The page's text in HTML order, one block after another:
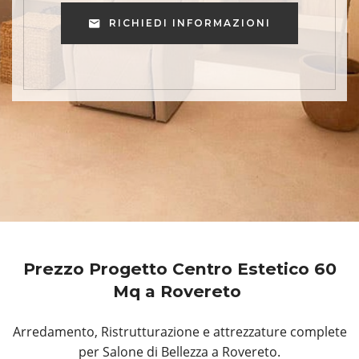
RICHIEDI INFORMAZIONI
Prezzo Progetto Centro Estetico 60
Mq a Rovereto
Arredamento, Ristrutturazione e attrezzature complete
per Salone di Bellezza a Rovereto.